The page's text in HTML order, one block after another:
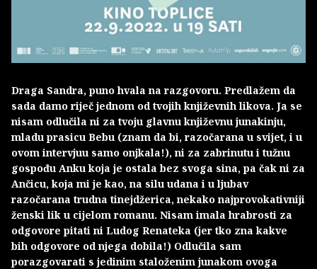
Draga Sandra, puno hvala na razgovoru. Predlažem da
sada damo riječ jednom od tvojih književnih likova. Ja se
nisam odlučila ni za tvoju glavnu književnu junakinju,
mladu prasicu Bebu (znam da bi, razočarana u svijet, i u
ovom intervjuu samo onjkala!), ni za zabrinutu i tužnu
gospođu Anku koja je ostala bez svoga sina, pa čak ni za
Ančicu, koja mi je kao, na silu udana i u ljubav
razočarana trudna tinejdžerica, nekako najprovokativniji
ženski lik u cijelom romanu. Nisam imala hrabrosti za
odgovore pitati ni Ludog Renateka (jer tko zna kakve
bih odgovore od njega dobila!) Odlučila sam
porazgovarati s jedinim staloženim junakom ovoga